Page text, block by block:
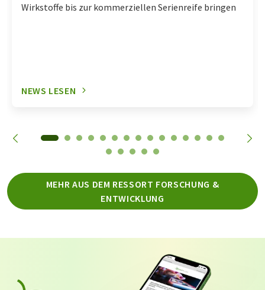
Wirkstoffe bis zur kommerziellen Serienreife bringen
NEWS LESEN
MEHR AUS DEM RESSORT FORSCHUNG &
ENTWICKLUNG